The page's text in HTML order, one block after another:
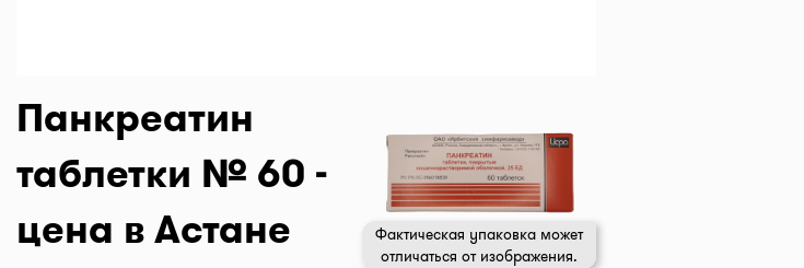
Панкреатин
таблетки № 60 -
цена в Астане
Фактическая упаковка может
отличаться от изображения.